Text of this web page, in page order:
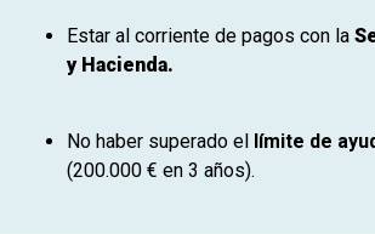
Estar al corriente de pagos con la
y Hacienda.
No haber superado el límite de
(200.000 € en 3 años).